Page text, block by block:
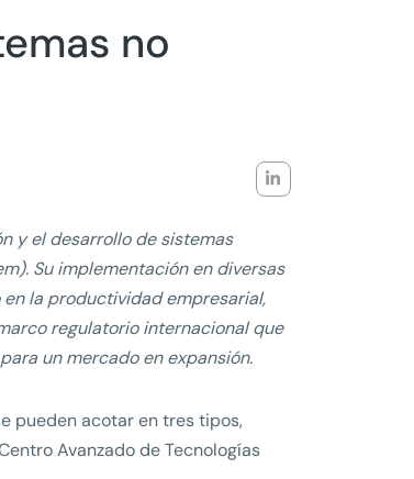
no
y el desarrollo de sistemas
Su implementación en diversas
la productividad empresarial,
regulatorio internacional que
un mercado en expansión.
pueden acotar en tres tipos,
Avanzado de Tecnologías